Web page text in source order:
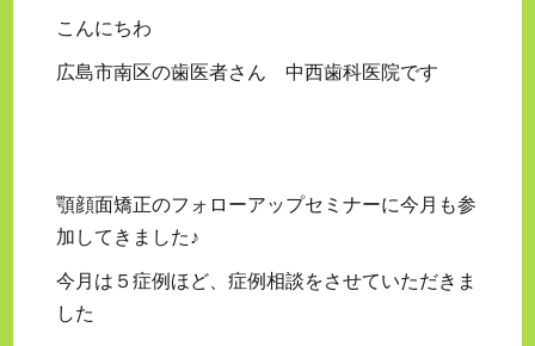
こんにちわ
広島市南区の歯医者さん 中西歯科医院です
顎顔面矯正のフォローアップセミナーに今月も参
加してきました♪
今月は５症例ほど、症例相談をさせていただきま
した